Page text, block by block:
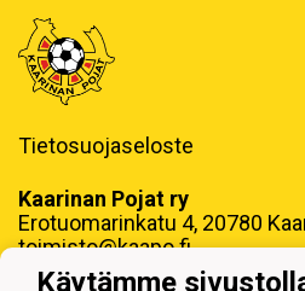
Tietosuojaseloste
Kaarinan Pojat ry
Erotuomarinkatu 4, 20780
toimisto@kaapo.fi
Käytämme